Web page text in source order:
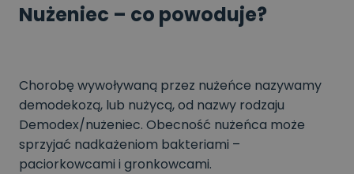
Nużeniec – co powoduje?
Chorobę wywoływaną przez nużeńce nazywamy
demodekozą, lub nużycą, od nazwy rodzaju
Demodex/nużeniec. Obecność nużeńca może
sprzyjać nadkażeniom bakteriami –
paciorkowcami i gronkowcami.